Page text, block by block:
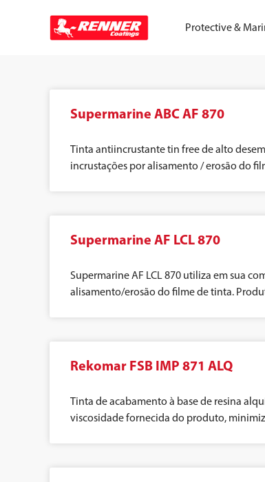
Protective &
Supermarine ABC AF 870
Tinta antiincrustante tin free de alto
incrustações por alisamento / erosão do
Supermarine AF LCL 870
Supermarine AF LCL 870 utiliza em sua
alisamento/erosão do filme de tinta.
Rekomar FSB IMP 871 ALQ
Tinta de acabamento à base de resina
viscosidade fornecida do produto,